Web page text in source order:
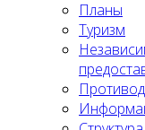
Планы
Туризм